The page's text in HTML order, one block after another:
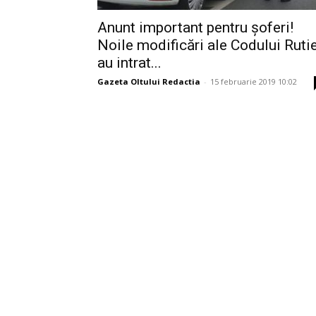
Anunt important pentru șoferi!
Noile modificări ale Codului
au intrat...
Gazeta Oltului Redactia - 15 februarie 2019 10:02